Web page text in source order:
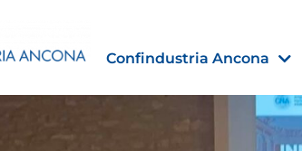
Confindustria Ancona